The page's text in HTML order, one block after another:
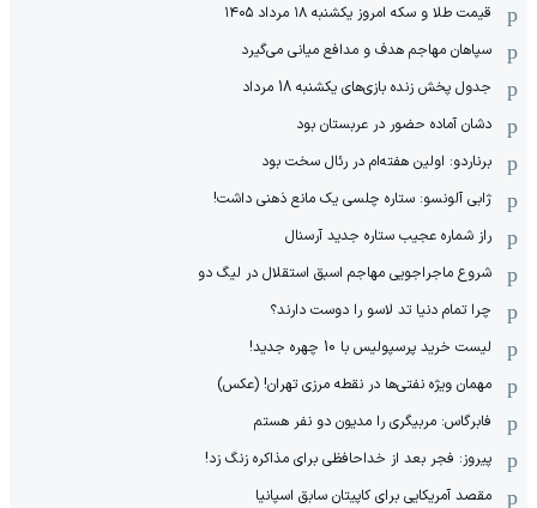
قیمت طلا و سکه امروز یکشنبه ۱۸ مرداد ۱۴۰۵
سپاهان مهاجم هدف و مدافع میانی می‌گیرد
جدول پخش زنده بازی‌های یکشنبه 18 مرداد
دشان آماده حضور در عربستان بود
برناردو: اولین هفته‌ام در رئال سخت بود
ژابی آلونسو: ستاره چلسی یک مانع ذهنی داشت!
راز شماره عجیب ستاره جدید آرسنال
شروع ماجراجویی مهاجم اسبق استقلال در لیگ دو
چرا تمام دنیا تد لاسو را دوست دارند؟
لیست خرید پرسپولیس با 10 چهره جدید!
مهمان‌ ویژه نفتی‌ها در نقطه مرزی تهران! (عکس)
فابرگاس: مربیگری را مدیون دو نفر هستم
پیروز: فجر بعد از خداحافظی برای مذاکره زنگ زد!
مقصد آمریکایی برای کاپیتان سابق اسپانیا